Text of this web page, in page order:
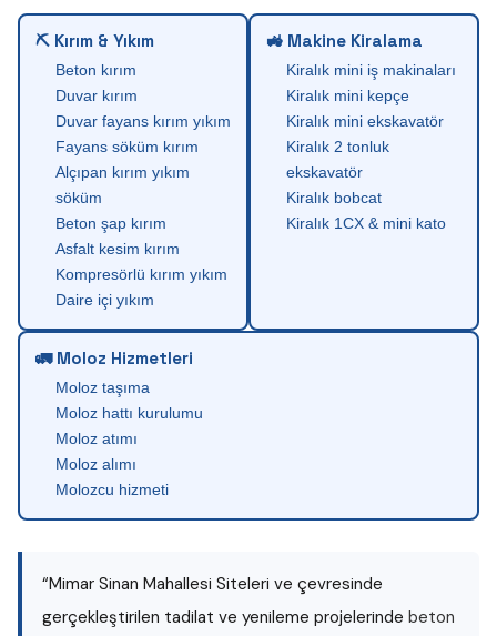
⛏ Kırım & Yıkım
Beton kırım
Duvar kırım
Duvar fayans kırım yıkım
Fayans söküm kırım
Alçıpan kırım yıkım
söküm
Beton şap kırım
Asfalt kesim kırım
Kompresörlü kırım yıkım
Daire içi yıkım
🚜 Makine Kiralama
Kiralık mini iş makinaları
Kiralık mini kepçe
Kiralık mini ekskavatör
Kiralık 2 tonluk
ekskavatör
Kiralık bobcat
Kiralık 1CX & mini kato
🚛 Moloz Hizmetleri
Moloz taşıma
Moloz hattı kurulumu
Moloz atımı
Moloz alımı
Molozcu hizmeti
“Mimar Sinan Mahallesi Siteleri ve çevresinde
gerçekleştirilen tadilat ve yenileme projelerinde beton